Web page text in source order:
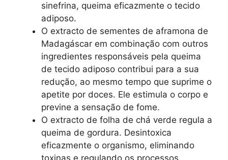
sinefrina, queima eficazmente o tecido
adiposo.
O extracto de sementes de aframona de
Madagáscar em combinação com outros
ingredientes responsáveis pela queima
de tecido adiposo contribui para a sua
redução, ao mesmo tempo que suprime o
apetite por doces. Ele estimula o corpo e
previne a sensação de fome.
O extracto de folha de chá verde regula a
queima de gordura. Desintoxica
eficazmente o organismo, eliminando